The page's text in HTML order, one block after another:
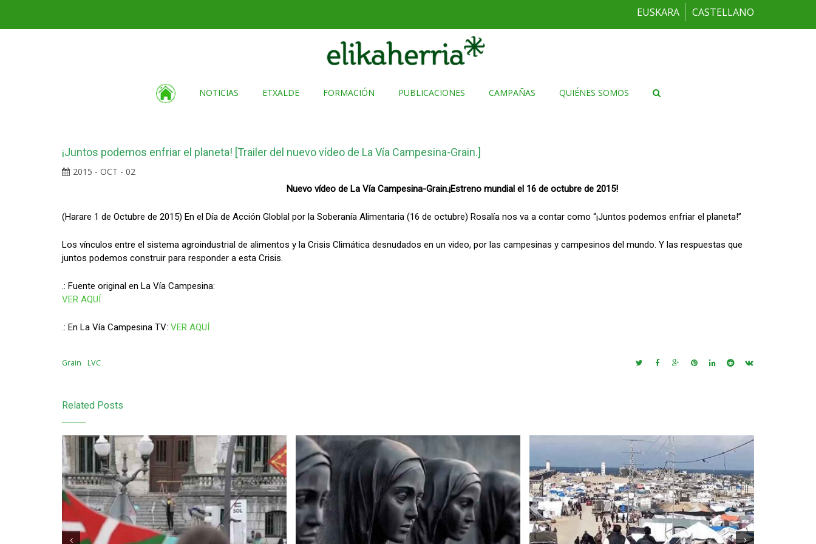
EUSKARA CASTELLANO
NOTICIAS ETXALDE FORMACIÓN PUBLICACIONES CAMPAÑAS QUIÉNES SOMOS
¡Juntos podemos enfriar el planeta! [Trailer del nuevo vídeo de La Vía Campesina-Grain.]
2015 - OCT - 02
Nuevo vídeo de La Vía Campesina-Grain.¡Estreno mundial el 16 de octubre de 2015!
(Harare 1 de Octubre de 2015) En el Día de Acción Globlal por la Soberanía Alimentaria (16 de octubre) Rosalía nos va a contar como “¡Juntos podemos enfriar el planeta!”
Los vínculos entre el sistema agroindustrial de alimentos y la Crisis Climática desnudados en un video, por las campesinas y campesinos del mundo. Y las respuestas que
juntos podemos construir para responder a esta Crisis.
.: Fuente original en La Vía Campesina:
VER AQUÍ
.: En La Vía Campesina TV: VER AQUÍ
Grain LVC
Related Posts